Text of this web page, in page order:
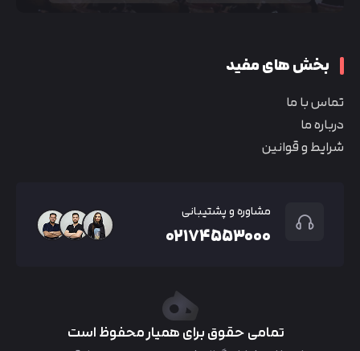
بخش های مفید
تماس با ما
درباره ما
شرایط و قوانین
مشاوره و پشتیبانی
۰۲۱۷۴۵۵۳۰۰۰
تمامی حقوق برای همیار محفوظ است